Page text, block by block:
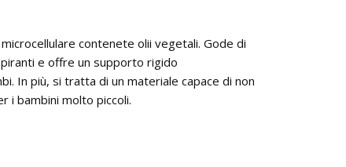
contenete olii vegetali. Gode di
e offre un supporto rigido
In più, si tratta di un materiale capace di non
i bambini molto piccoli.